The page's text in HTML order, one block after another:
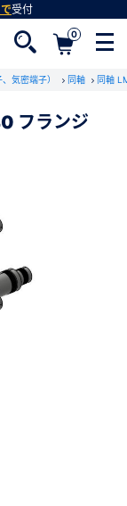
受付
0
気密端子） 同軸 同軸
フランジ
ード
をします。
数日間かかる場合
す。